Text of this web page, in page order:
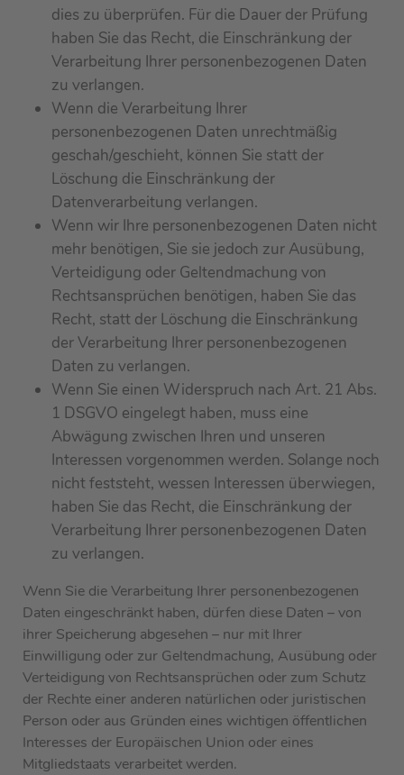
dies zu überprüfen. Für die Dauer der Prüfung
haben Sie das Recht, die Einschränkung der
Verarbeitung Ihrer personenbezogenen Daten
zu verlangen.
Wenn die Verarbeitung Ihrer
personenbezogenen Daten unrechtmäßig
geschah/geschieht, können Sie statt der
Löschung die Einschränkung der
Datenverarbeitung verlangen.
Wenn wir Ihre personenbezogenen Daten nicht
mehr benötigen, Sie sie jedoch zur Ausübung,
Verteidigung oder Geltendmachung von
Rechtsansprüchen benötigen, haben Sie das
Recht, statt der Löschung die Einschränkung
der Verarbeitung Ihrer personenbezogenen
Daten zu verlangen.
Wenn Sie einen Widerspruch nach Art. 21 Abs.
1 DSGVO eingelegt haben, muss eine
Abwägung zwischen Ihren und unseren
Interessen vorgenommen werden. Solange noch
nicht feststeht, wessen Interessen überwiegen,
haben Sie das Recht, die Einschränkung der
Verarbeitung Ihrer personenbezogenen Daten
zu verlangen.
Wenn Sie die Verarbeitung Ihrer personenbezogenen
Daten eingeschränkt haben, dürfen diese Daten – von
ihrer Speicherung abgesehen – nur mit Ihrer
Einwilligung oder zur Geltendmachung, Ausübung oder
Verteidigung von Rechtsansprüchen oder zum Schutz
der Rechte einer anderen natürlichen oder juristischen
Person oder aus Gründen eines wichtigen öffentlichen
Interesses der Europäischen Union oder eines
Mitgliedstaats verarbeitet werden.